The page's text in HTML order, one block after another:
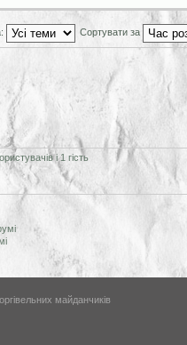
Сортувати за
і 1 гість
майданчиків